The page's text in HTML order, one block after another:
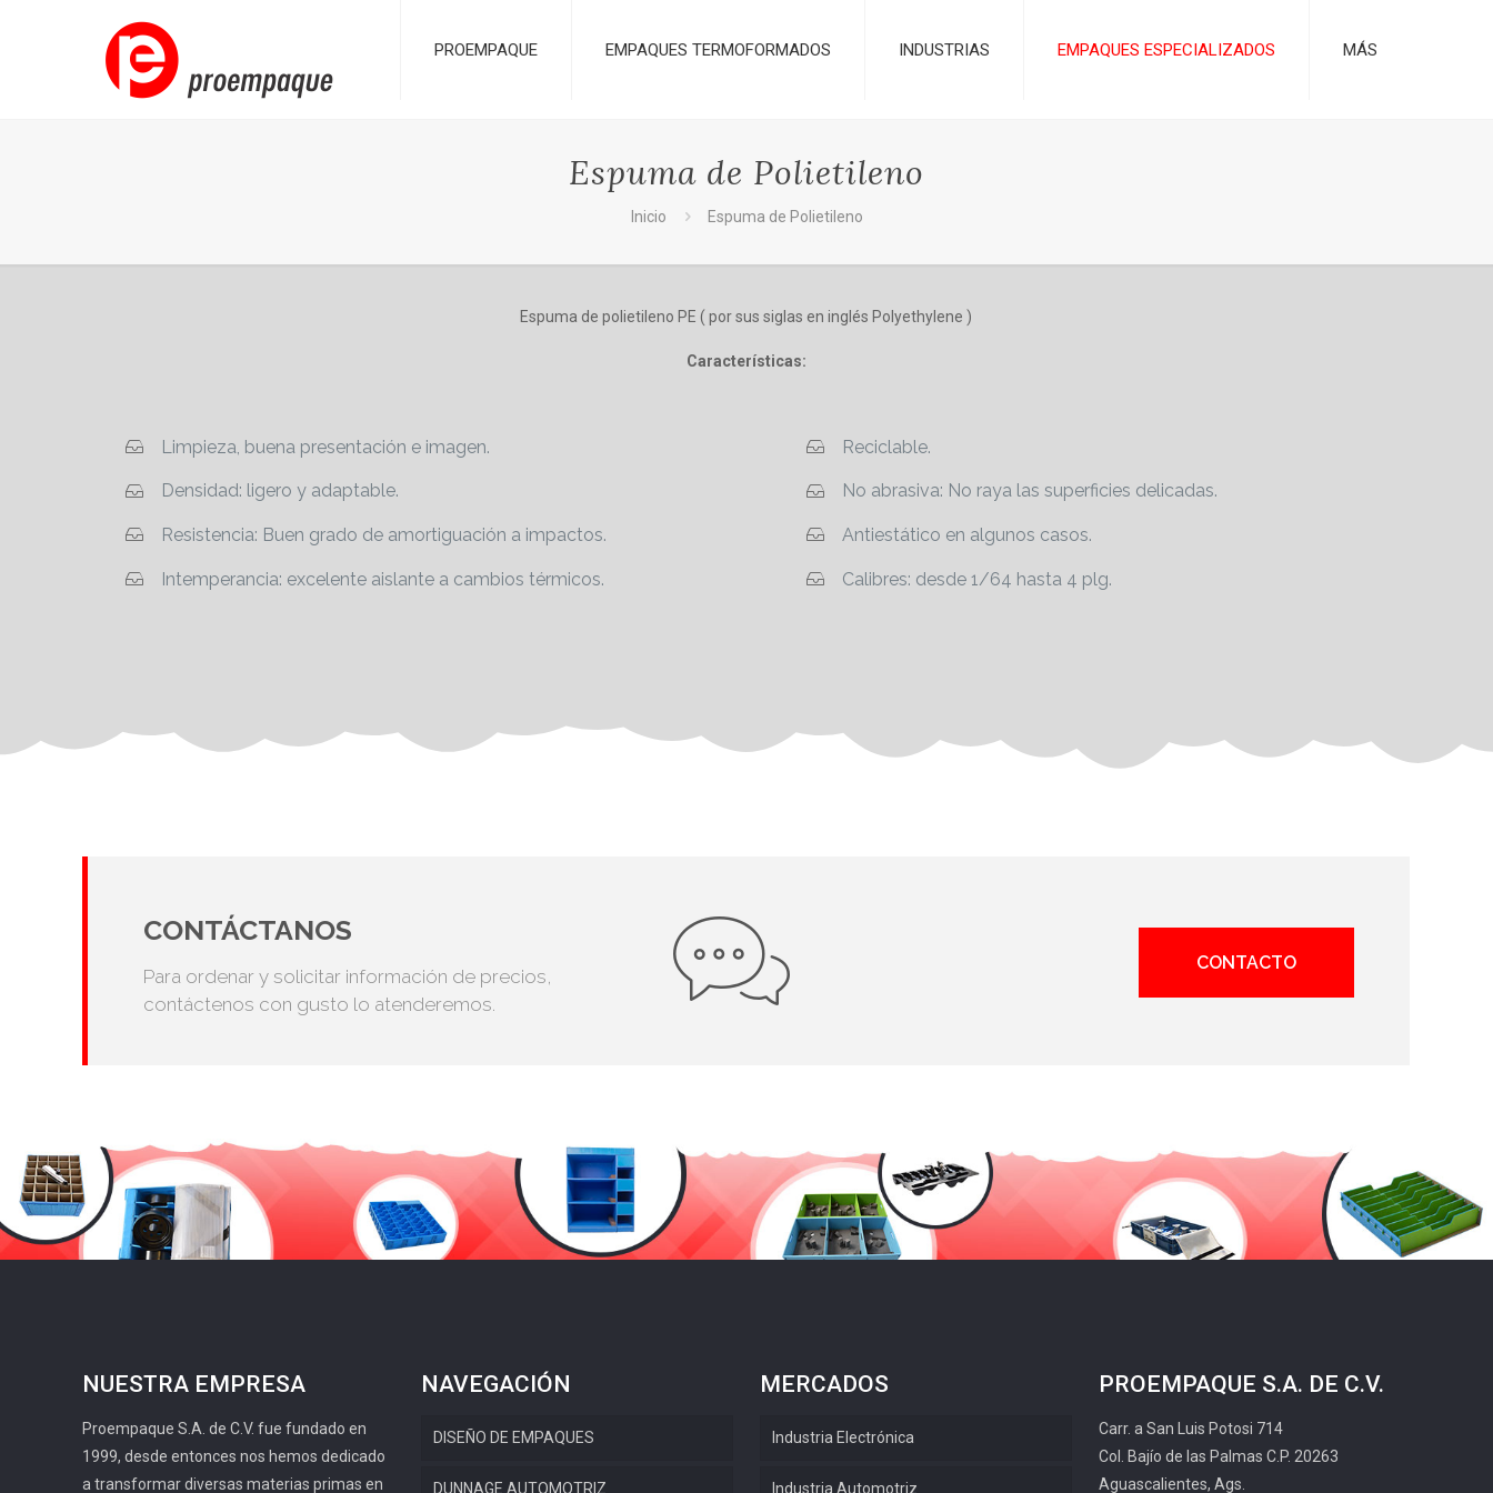
PROEMPAQUE EMPAQUES TERMOFORMADOS INDUSTRIAS EMPAQUES ESPECIALIZADOS MÁS
Espuma de Polietileno
Inicio Espuma de Polietileno
Espuma de polietileno PE ( por sus siglas en inglés Polyethylene )
Características:
Limpieza, buena presentación e imagen.
Densidad: ligero y adaptable.
Resistencia: Buen grado de amortiguación a impactos.
Intemperancia: excelente aislante a cambios térmicos.
Reciclable.
No abrasiva: No raya las superficies delicadas.
Antiestático en algunos casos.
Calibres: desde 1/64 hasta 4 plg.
CONTÁCTANOS
Para ordenar y solicitar información de precios,
contáctenos con gusto lo atenderemos.
CONTACTO
NUESTRA EMPRESA
Proempaque S.A. de C.V. fue fundado en
1999, desde entonces nos hemos dedicado
a transformar diversas materias primas en
NAVEGACIÓN
DISEÑO DE EMPAQUES
DUNNAGE AUTOMOTRIZ
MERCADOS
Industria Electrónica
Industria Automotriz
PROEMPAQUE S.A. DE C.V.
Carr. a San Luis Potosi 714
Col. Bajío de las Palmas C.P. 20263
Aguascalientes, Ags.